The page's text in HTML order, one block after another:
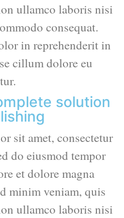
ullamco laboris nisi
consequat.
in reprehenderit in
cillum dolore eu
solution
sit amet, consectetur
do eiusmod tempor
et dolore magna
minim veniam, quis
ullamco laboris nisi